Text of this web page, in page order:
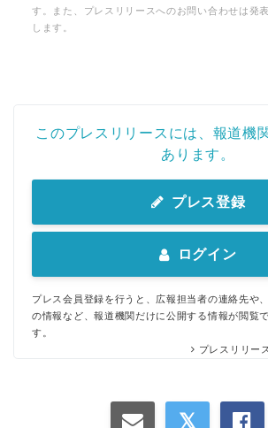
す。また、プレスリリースへのお問い合わせは発
します。
このプレスリリースには、報道機
あります。
プレス登録
ログイン
プレス会員登録を行うと、広報担当者の連絡先や
の情報など、報道機関だけに公開する情報が閲覧
す。
プレスリリー
Japanese